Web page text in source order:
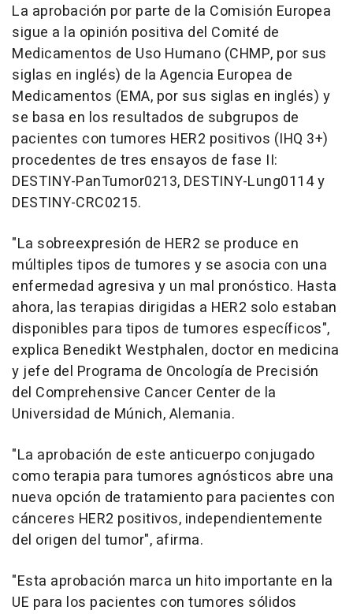
La aprobación por parte de la Comisión Europea
sigue a la opinión positiva del Comité de
Medicamentos de Uso Humano (CHMP, por sus
siglas en inglés) de la Agencia Europea de
Medicamentos (EMA, por sus siglas en inglés) y
se basa en los resultados de subgrupos de
pacientes con tumores HER2 positivos (IHQ 3+)
procedentes de tres ensayos de fase II:
DESTINY-PanTumor0213, DESTINY-Lung0114 y
DESTINY-CRC0215.
"La sobreexpresión de HER2 se produce en
múltiples tipos de tumores y se asocia con una
enfermedad agresiva y un mal pronóstico. Hasta
ahora, las terapias dirigidas a HER2 solo estaban
disponibles para tipos de tumores específicos",
explica Benedikt Westphalen, doctor en medicina
y jefe del Programa de Oncología de Precisión
del Comprehensive Cancer Center de la
Universidad de Múnich, Alemania.
"La aprobación de este anticuerpo conjugado
como terapia para tumores agnósticos abre una
nueva opción de tratamiento para pacientes con
cánceres HER2 positivos, independientemente
del origen del tumor", afirma.
"Esta aprobación marca un hito importante en la
UE para los pacientes con tumores sólidos